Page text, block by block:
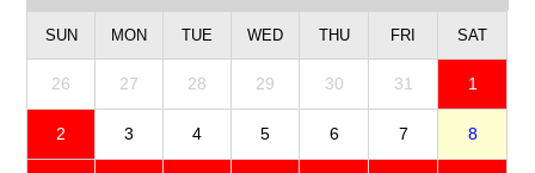
SUN MON TUE WED THU FRI SAT
26 27 28 29 30 31 1
2 3 4 5 6 7 8